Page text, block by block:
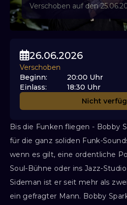
Verschoben auf den
Bis die Funken fliegen - Bobby
für die ganz soliden Funk-
wenn es gilt, eine ordentliche
Soul-Bühne oder ins Jazz-
Sideman ist er seit mehr als
ein gefragter Mann. Bobby
26.06.2026
Verschoben
Beginn:
Einlass:
20:00 Uhr
18:30 Uhr
Nicht